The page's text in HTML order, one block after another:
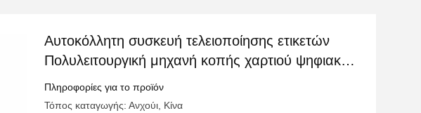
Αυτοκόλλητη συσκευή τελειοποίησης ετικετών
Πολυλειτουργική μηχανή κοπής χαρτιού ψηφιακών
ετικετών
Πληροφορίες για το προϊόν
Τόπος καταγωγής: Ανχούι, Κίνα